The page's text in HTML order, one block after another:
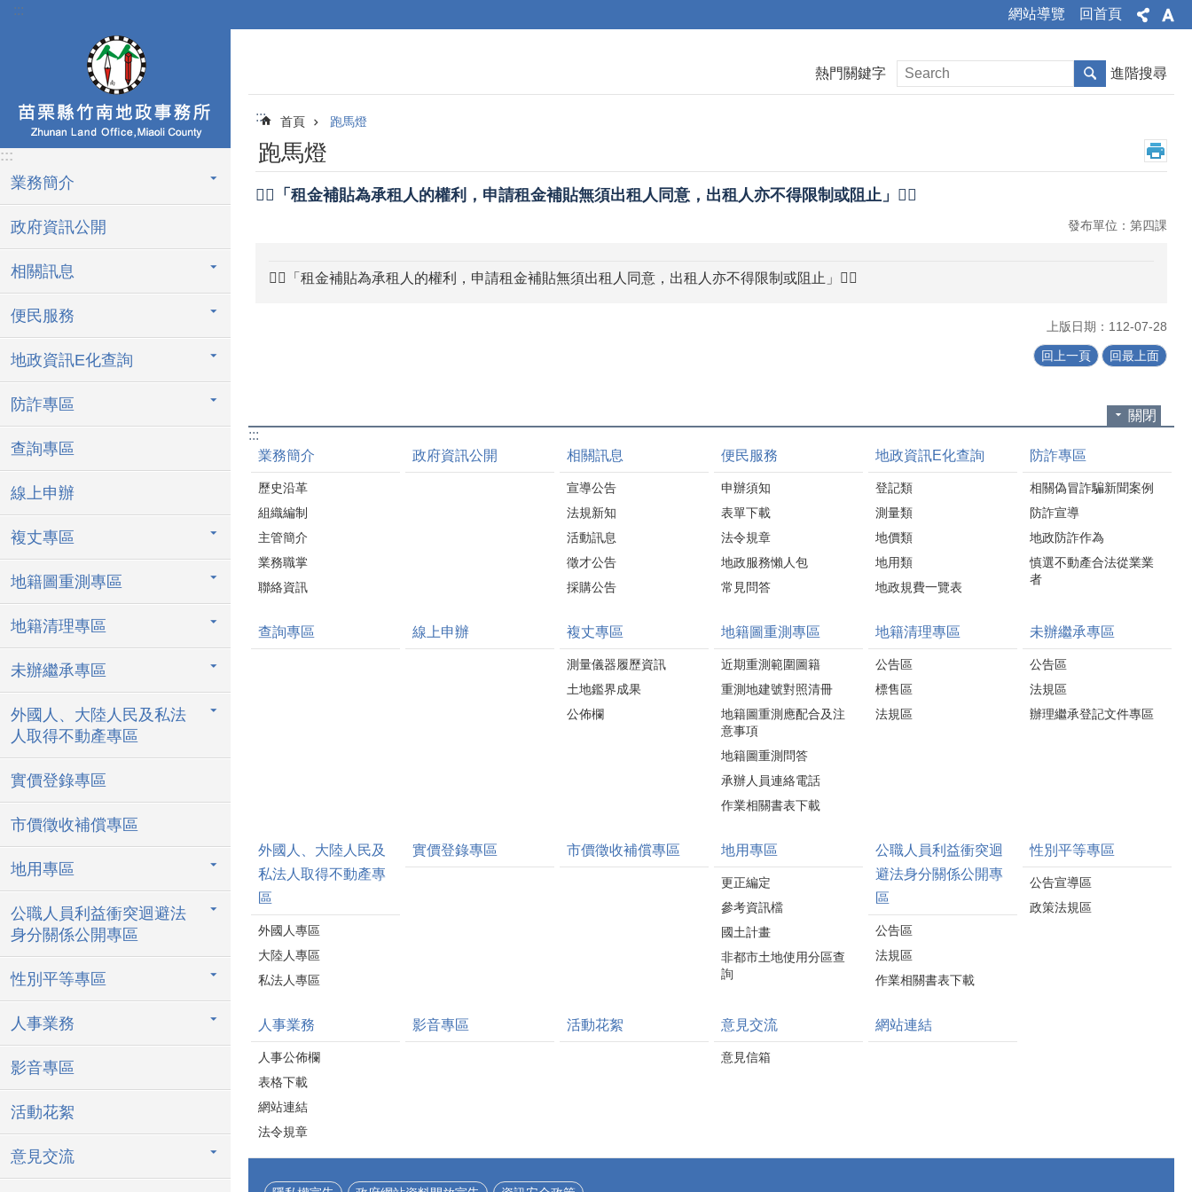
跳到主要內容區塊
::: 網站導覽 回首頁
:::
業務簡介
政府資訊公開
相關訊息
便民服務
地政資訊E化查詢
防詐專區
查詢專區
線上申辦
複丈專區
地籍圖重測專區
地籍清理專區
未辦繼承專區
外國人、大陸人民及私法
人取得不動產專區
實價登錄專區
市價徵收補償專區
地用專區
公職人員利益衝突迴避法
身分關係公開專區
性別平等專區
人事業務
影音專區
活動花絮
意見交流
熱門關鍵字 進階搜尋
::: 首頁 跑馬燈
跑馬燈
💁‍♀️「租金補貼為承租人的權利，申請租金補貼無須出租人同意，出租人亦不得限制或阻止」🙋‍♂️
發布單位：第四課
💁‍♀️「租金補貼為承租人的權利，申請租金補貼無須出租人同意，出租人亦不得限制或阻止」🙋‍♂️
上版日期：112-07-28
回上一頁 回最上面
關閉
:::
業務簡介
歷史沿革
組織編制
主管簡介
業務職掌
聯絡資訊
政府資訊公開 相關訊息
宣導公告
法規新知
活動訊息
徵才公告
採購公告
便民服務
申辦須知
表單下載
法令規章
地政服務懶人包
常見問答
地政資訊E化查詢
登記類
測量類
地價類
地用類
地政規費一覽表
防詐專區
相關偽冒詐騙新聞案例
防詐宣導
地政防詐作為
慎選不動產合法從業業
者
查詢專區 線上申辦 複丈專區
測量儀器履歷資訊
土地鑑界成果
公佈欄
地籍圖重測專區
近期重測範圍圖籍
重測地建號對照清冊
地籍圖重測應配合及注
意事項
地籍圖重測問答
承辦人員連絡電話
作業相關書表下載
地籍清理專區
公告區
標售區
法規區
未辦繼承專區
公告區
法規區
辦理繼承登記文件專區
外國人、大陸人民及
私法人取得不動產專
區
外國人專區
大陸人專區
私法人專區
實價登錄專區 市價徵收補償專區 地用專區
更正編定
參考資訊檔
國土計畫
非都市土地使用分區查
詢
公職人員利益衝突迴
避法身分關係公開專
區
公告區
法規區
作業相關書表下載
性別平等專區
公告宣導區
政策法規區
人事業務
人事公佈欄
表格下載
網站連結
法令規章
影音專區 活動花絮 意見交流
意見信箱
網站連結